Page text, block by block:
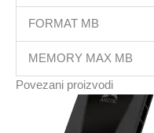
FORMAT MB
MEMORY MAX MB
Povezani proizvodi